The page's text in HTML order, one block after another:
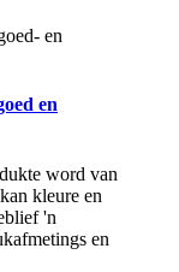
en
word van
kleure en
'n
en